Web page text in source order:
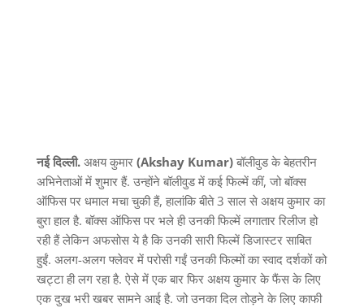
नई दिल्ली.अक्षय कुमार (Akshay Kumar)बॉलीवुड के बेहतरीन
अभिनेताओं में शुमार हैं. उन्होंने बॉलीवुड में कई फिल्में कीं, जो बॉक्स
ऑफिस पर धमाल मचा चुकी हैं, हालांकि बीते 3 साल से अक्षय कुमार का
बुरा हाल है. बॉक्स ऑफिस पर भले ही उनकी फिल्में लगातार रिलीज हो
रही हैं लेकिन अफसोस ये है कि उनकी सारी फिल्में डिजास्टर साबित
हुईं. अलग-अलग फ्लेवर में परोसी गईं उनकी फिल्मों का स्वाद दर्शकों को
खट्टा ही लग रहा है. ऐसे में एक बार फिर अक्षय कुमार के फैंस के लिए
एक दुख भरी खबर सामने आई है. जो उनका दिल तोड़ने के लिए काफी